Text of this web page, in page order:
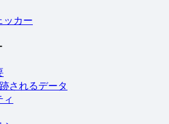
ッカー
されるデータ
ィ